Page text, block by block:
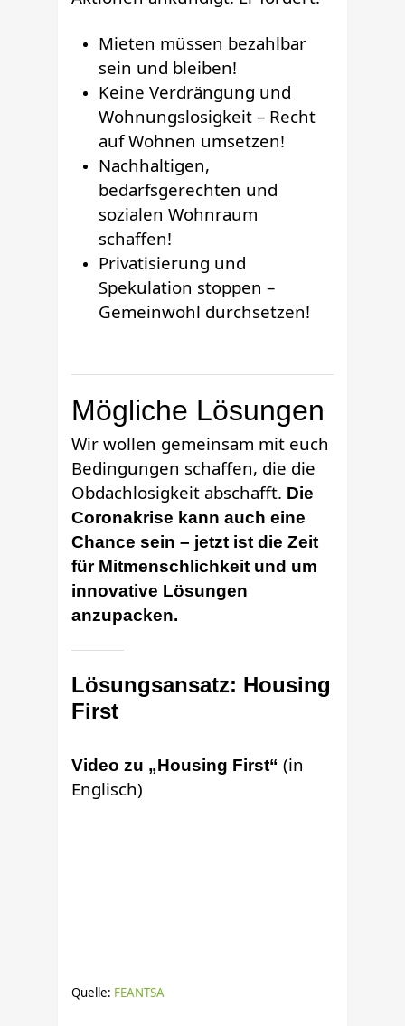
Mieten müssen bezahlbar
sein und bleiben!
Keine Verdrängung und
Wohnungslosigkeit – Recht
auf Wohnen umsetzen!
Nachhaltigen,
bedarfsgerechten und
sozialen Wohnraum
schaffen!
Privatisierung und
Spekulation stoppen –
Gemeinwohl durchsetzen!
Mögliche Lösungen
Wir wollen gemeinsam mit euch
Bedingungen schaffen, die die
Obdachlosigkeit abschafft. Die
Coronakrise kann auch eine
Chance sein – jetzt ist die Zeit
für Mitmenschlichkeit und um
innovative Lösungen
anzupacken.
Lösungsansatz: Housing
First
Video zu „Housing First“ (in
Englisch)
Quelle: FEANTSA